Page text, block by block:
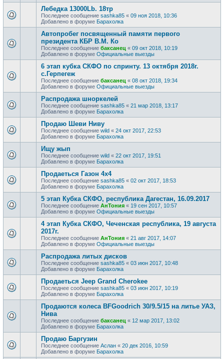
Лебедка 13000Lb. 18тр
Последнее сообщение sashka85 « 09 ноя 2018, 10:36
Добавлено в форуме Барахолка
Автопробег посвященный памяти первого
президента КБР В.М. Ко
Последнее сообщение баксанец « 09 окт 2018, 10:19
Добавлено в форуме Официальные выезды
6 этап кубка СКФО по спринту. 13 октября 2018г.
с.Герпегеж
Последнее сообщение баксанец « 08 окт 2018, 19:34
Добавлено в форуме Официальные выезды
Распродажа шноркелей
Последнее сообщение sashka85 « 21 мар 2018, 13:17
Добавлено в форуме Барахолка
Продаю Шеви Ниву
Последнее сообщение wild « 24 окт 2017, 22:53
Добавлено в форуме Барахолка
Ищу жып
Последнее сообщение wild « 22 окт 2017, 19:51
Добавлено в форуме Барахолка
Продаеться Газон 4х4
Последнее сообщение sashka85 « 02 окт 2017, 18:53
Добавлено в форуме Барахолка
5 этап Кубка СКФО, республика Дагестан, 16.09.2017
Последнее сообщение АнТония « 19 сен 2017, 10:57
Добавлено в форуме Официальные выезды
4 этап Кубка СКФО, Чеченская республика, 19 августа
2017г.
Последнее сообщение АнТония « 21 авг 2017, 14:07
Добавлено в форуме Официальные выезды
Распродажа литых дисков
Последнее сообщение sashka85 « 03 июн 2017, 10:48
Добавлено в форуме Барахолка
Продаеться Jeep Grand Cherokee
Последнее сообщение sashka85 « 03 июн 2017, 10:19
Добавлено в форуме Барахолка
Продаются колеса BFGoodrich 30/9.5/15 на литье УАЗ,
Нива
Последнее сообщение баксанец « 12 мар 2017, 13:02
Добавлено в форуме Барахолка
Продаю Баргузин
Последнее сообщение Аслан « 20 дек 2016, 10:59
Добавлено в форуме Барахолка